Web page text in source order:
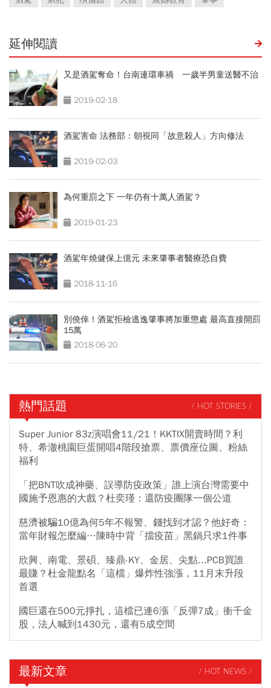
延伸閱讀
又是酒駕奪命！台南連環車禍 一歲半男童送醫不治
2019-02-18
酒駕害命 法務部：朝視同「故意殺人」方向修法
2019-02-03
為何重罰之下 一年仍有十萬人酒駕？
2019-01-23
酒駕年燒健保上億元 未來肇事者醫療恐自費
2018-11-16
別僥倖！酒駕拒檢逃逸肇事將加重懲處 最高直接開罰
15萬
2018-06-20
熱門話題 / HOT STORIES /
Super Junior 83z演唱會11/21！KKTIX開賣時間？利
特、希澈桃園巨蛋開唱4階段搶票、票價座位圖、粉絲
福利
「把BNT吹成神藥、誤導防疫政策」誰上演台灣需要中
國施予恩惠的大戲？杜奕瑾：還防疫團隊一個公道
慈濟被騙10億為何5年不報警、錢找到才認？他好奇：
當年財報怎麼編…陳時中背「擋疫苗」黑鍋只求1件事
欣興、南電、景碩、臻鼎-KY、金居、尖點...PCB買誰
最賺？杜金龍點名「這檔」爆炸性強漲，11月末升段
首選
國巨還在500元掙扎，這檔已連6漲「反彈7成」衝千金
股，法人喊到1430元，還有5成空間
最新文章 / HOT NEWS /